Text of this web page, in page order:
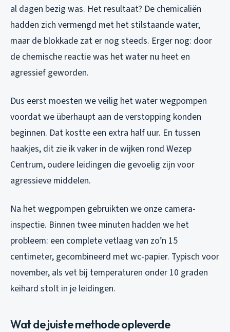
al dagen bezig was. Het resultaat? De chemicaliën
hadden zich vermengd met het stilstaande water,
maar de blokkade zat er nog steeds. Erger nog: door
de chemische reactie was het water nu heet en
agressief geworden.
Dus eerst moesten we veilig het water wegpompen
voordat we überhaupt aan de verstopping konden
beginnen. Dat kostte een extra half uur. En tussen
haakjes, dit zie ik vaker in de wijken rond Wezep
Centrum, oudere leidingen die gevoelig zijn voor
agressieve middelen.
Na het wegpompen gebruikten we onze camera-
inspectie. Binnen twee minuten hadden we het
probleem: een complete vetlaag van zo’n 15
centimeter, gecombineerd met wc-papier. Typisch voor
november, als vet bij temperaturen onder 10 graden
keihard stolt in je leidingen.
Wat de juiste methode opleverde